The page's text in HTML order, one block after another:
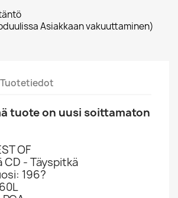
Asiakkaan vakuuttaminen)
Tuotetiedot
tuote on uusi soittamaton
OF
- Täyspitkä
196?